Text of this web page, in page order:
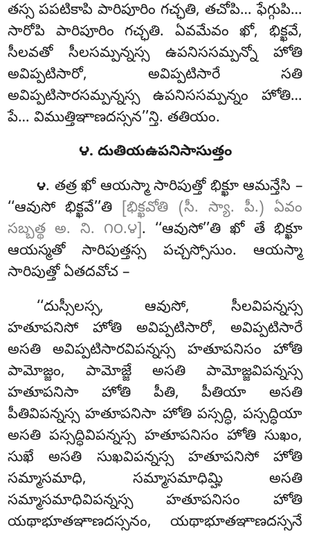
తస్స పపటికాపి పారిపూరిం గచ్ఛతి, తచోపి… ఫేగ్గుపి…
సారోపి పారిపూరిం గచ్ఛతి. ఏవమేవం ఖో, భిక్ఖవే,
సీలవతో సీలసమ్పన్నస్స ఉపనిససమ్పన్నో హోతి
అవిప్పటిసారో, అవిప్పటిసారే సతి
అవిప్పటిసారసమ్పన్నస్స ఉపనిససమ్పన్నం హోతి…
పే… విముత్తిఞాణదస్సన’’న్తి. తతియం.
౪. దుతియఉపనిసాసుత్తం
౪. తత్రఖో ఆయస్మా సారిపుత్తో భిక్ఖూ ఆమన్తేసి –
‘‘ఆవుసో భిక్ఖవే’’తి
[భిక్ఖవోతి (సీ. స్యా. పీ.) ఏవం
సబ్బత్థ అ. ని. ౧౦.౪] . ‘‘ఆవుసో’’తి ఖో తే భిక్ఖూ
ఆయస్మతో సారిపుత్తస్స పచ్చస్సోసుం. ఆయస్మా
సారిపుత్తో ఏతదవోచ –
‘‘దుస్సీలస్స, ఆవుసో, సీలవిపన్నస్స
హతూపనిసో హోతి అవిప్పటిసారో, అవిప్పటిసారే
అసతి అవిప్పటిసారవిపన్నస్స హతూపనిసం హోతి
పామోజ్జం, పామోజ్జే అసతి పామోజ్జవిపన్నస్స
హతూపనిసా హోతి పీతి, పీతియా అసతి
పీతివిపన్నస్స హతూపనిసా హోతి పస్సద్ధి, పస్సద్ధియా
అసతి పస్సద్ధివిపన్నస్స హతూపనిసం హోతి సుఖం,
సుఖే అసతి సుఖవిపన్నస్స హతూపనిసో హోతి
సమ్మాసమాధి, సమ్మాసమాధిమ్హి అసతి
సమ్మాసమాధివిపన్నస్స హతూపనిసం హోతి
యథాభూతఞాణదస్సనం, యథాభూతఞాణదస్సనే